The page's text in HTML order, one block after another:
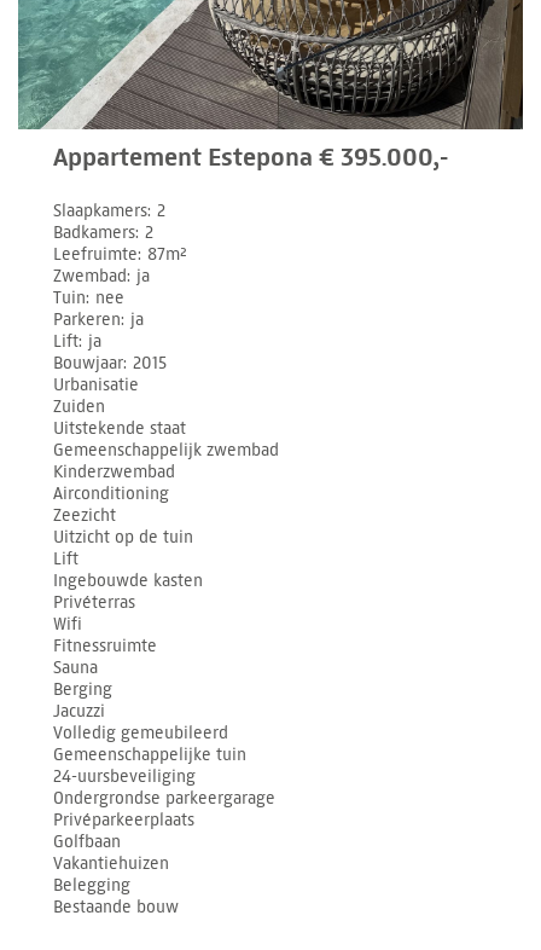
Appartement Estepona € 395.000,-
Slaapkamers 2
Badkamers 2
Leefruimte 87m²
Zwembad ja
Tuin nee
Parkeren ja
Lift ja
Bouwjaar 2015
Urbanisatie
Zuiden
Uitstekende staat
Gemeenschappelijk zwembad
Kinderzwembad
Airconditioning
Zeezicht
Uitzicht op de tuin
Lift
Ingebouwde kasten
Privéterras
Wifi
Fitnessruimte
Sauna
Berging
Jacuzzi
Volledig gemeubileerd
Gemeenschappelijke tuin
24-uursbeveiliging
Ondergrondse parkeergarage
Privéparkeerplaats
Golfbaan
Vakantiehuizen
Belegging
Bestaande bouw